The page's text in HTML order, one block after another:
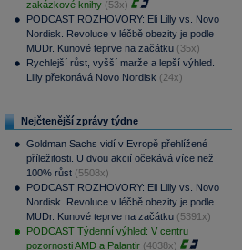
zakázkové knihy (53x)
PODCAST ROZHOVORY: Eli Lilly vs. Novo
Nordisk. Revoluce v léčbě obezity je podle
MUDr. Kunové teprve na začátku (35x)
Rychlejší růst, vyšší marže a lepší výhled.
Lilly překonává Novo Nordisk (24x)
Nejčtenější zprávy týdne
Goldman Sachs vidí v Evropě přehlížené
příležitosti. U dvou akcií očekává více než
100% růst (5508x)
PODCAST ROZHOVORY: Eli Lilly vs. Novo
Nordisk. Revoluce v léčbě obezity je podle
MUDr. Kunové teprve na začátku (5391x)
PODCAST Týdenní výhled: V centru
pozornosti AMD a Palantir (4038x)